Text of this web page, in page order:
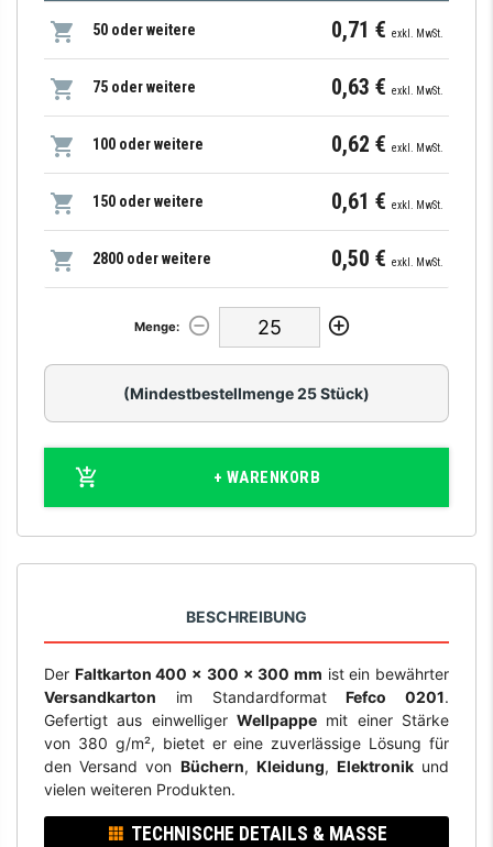
50 oder weitere 0,71 €exkl. MwSt.
75 oder weitere 0,63 €exkl. MwSt.
100 oder weitere 0,62 €exkl. MwSt.
150 oder weitere 0,61 €exkl. MwSt.
2800 oder weitere 0,50 €exkl. MwSt.
Menge:
(Mindestbestellmenge 25 Stück)
+ WARENKORB
BESCHREIBUNG
Der Faltkarton 400 x 300 x 300 mm ist ein bewährter
Versandkarton im StandardformatFefco 0201.
Gefertigt aus einwelliger Wellpappe mit einer Stärke
von 380 g/m², bietet er eine zuverlässige Lösung für
den Versand von Büchern, Kleidung, Elektronikund
vielen weiteren Produkten.
TECHNISCHE DETAILS & MASSE